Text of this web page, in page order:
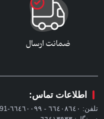
اطلاعات تماس:
تلفن: ٦٦٤٠٨٦٤٠ - ٦٦٤٦٠٠٩٩-91212991